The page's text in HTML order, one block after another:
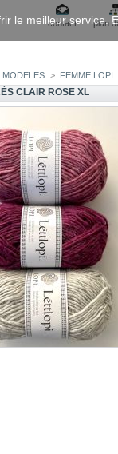
contact plan
MODELES > FEMME LOPI
CLAIR ROSE XL
le meilleur